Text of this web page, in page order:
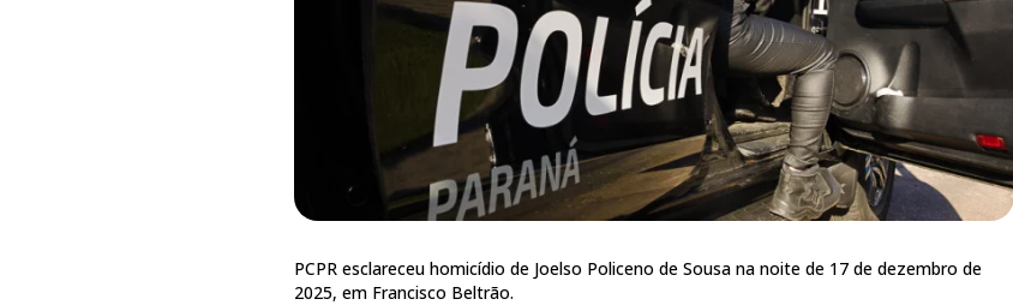
PCPR esclareceu homicídio de Joelso Policeno de Sousa na noite de 17 de dezembro de
2025, em Francisco Beltrão.